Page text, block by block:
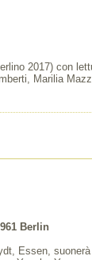
2017) con
Marilia
Berlin
Essen,